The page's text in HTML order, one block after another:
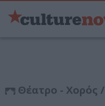
Θέατρο - Χορός /